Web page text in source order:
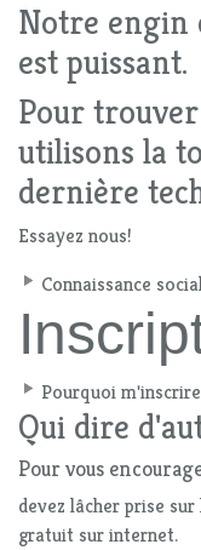
Notre engin
est puissant.
Pour
utilisons la
dernière
Essayez nous!
Connaissance
Pourquoi m'inscrire
Qui dire
Pour vous
devez lâcher prise
gratuit sur internet.